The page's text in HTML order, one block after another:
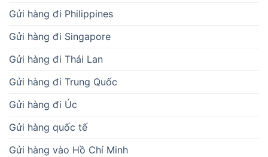
Gửi hàng đi Philippines
Gửi hàng đi Singapore
Gửi hàng đi Thái Lan
Gửi hàng đi Trung Quốc
Gửi hàng đi Úc
Gửi hàng quốc tế
Gửi hàng vào Hồ Chí Minh